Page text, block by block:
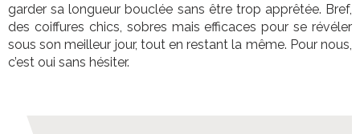
garder sa longueur bouclée sans être trop apprêtée. Bref,
des coiffures chics, sobres mais efficaces pour se révéler
sous son meilleur jour, tout en restant la même. Pour nous,
c’est oui sans hésiter.